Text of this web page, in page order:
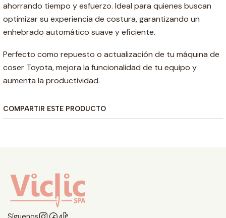
ahorrando tiempo y esfuerzo. Ideal para quienes buscan
optimizar su experiencia de costura, garantizando un
enhebrado automático suave y eficiente.
Perfecto como repuesto o actualización de tu máquina de
coser Toyota, mejora la funcionalidad de tu equipo y
aumenta la productividad.
COMPARTIR ESTE PRODUCTO